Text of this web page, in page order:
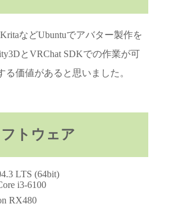
などUbuntuでアバター製作を
とVRChat SDKでの作業が可
る価値があると思いました。
トウェア
LTS (64bit)
i3-6100
RX480